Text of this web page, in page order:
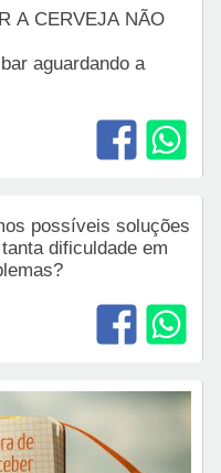
A CERVEJA NÃO
aguardando a
possíveis soluções
dificuldade em